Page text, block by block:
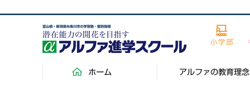
富山県・新潟県糸魚川市の学習塾・個別指導
ホーム アルファの教育理念